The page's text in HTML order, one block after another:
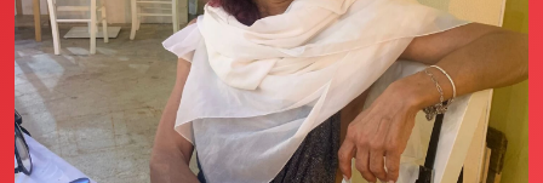
Agenzia matrimoniale Club di Più
Love Notebook
Il libro Donna di Cuori
Quanto costa Club di Più
Love Academy